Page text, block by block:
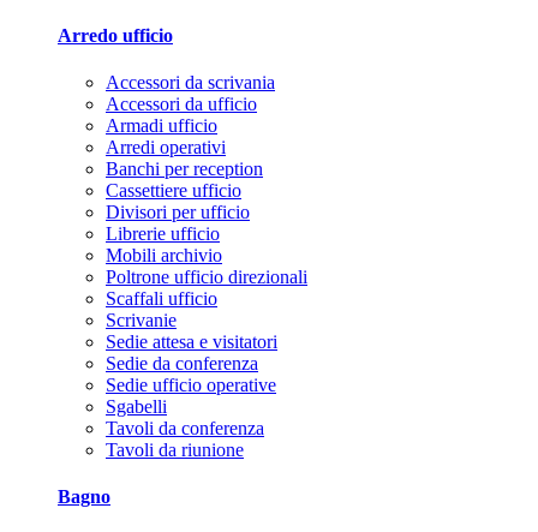
Arredo ufficio
Accessori da scrivania
Accessori da ufficio
Armadi ufficio
Arredi operativi
Banchi per reception
Cassettiere ufficio
Divisori per ufficio
Librerie ufficio
Mobili archivio
Poltrone ufficio direzionali
Scaffali ufficio
Scrivanie
Sedie attesa e visitatori
Sedie da conferenza
Sedie ufficio operative
Sgabelli
Tavoli da conferenza
Tavoli da riunione
Bagno